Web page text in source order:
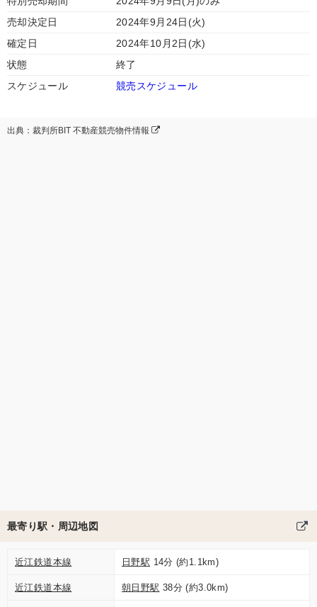
売却決定日
2024年9月24日(火)
確定日
2024年10月2日(水)
状態
終了
スケジュール
競売スケジュール
出典：裁判所BIT 不動産競売物件情報
最寄り駅・周辺地図
近江鉄道本線 日野駅 14分 (約1.1km)
近江鉄道本線 朝日野駅 38分 (約3.0km)